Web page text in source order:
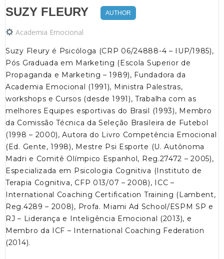
SUZY FLEURY AUTHOR
Academia Emocional
Suzy Fleury é Psicóloga (CRP 06/24888-4 – IUP/1985),
Pós Graduada em Marketing (Escola Superior de
Propaganda e Marketing – 1989), Fundadora da
Academia Emocional (1991), Ministra Palestras,
workshops e Cursos (desde 1991), Trabalha com as
melhores Equipes esportivas do Brasil (1993), Membro
da Comissão Técnica da Seleção Brasileira de Futebol
(1998 – 2000), Autora do Livro Competência Emocional
(Ed. Gente, 1998), Mestre Psi Esporte (U. Autônoma
Madri e Comitê Olímpico Espanhol, Reg.27472 – 2005),
Especializada em Psicologia Cognitiva (Instituto de
Terapia Cognitiva, CFP 013/07 – 2008), ICC –
International Coaching Certification Training (Lambent,
Reg.4289 – 2008), Profa. Miami Ad School/ESPM SP e
RJ – Liderança e Inteligência Emocional (2013), e
Membro da ICF – International Coaching Federation
(2014).